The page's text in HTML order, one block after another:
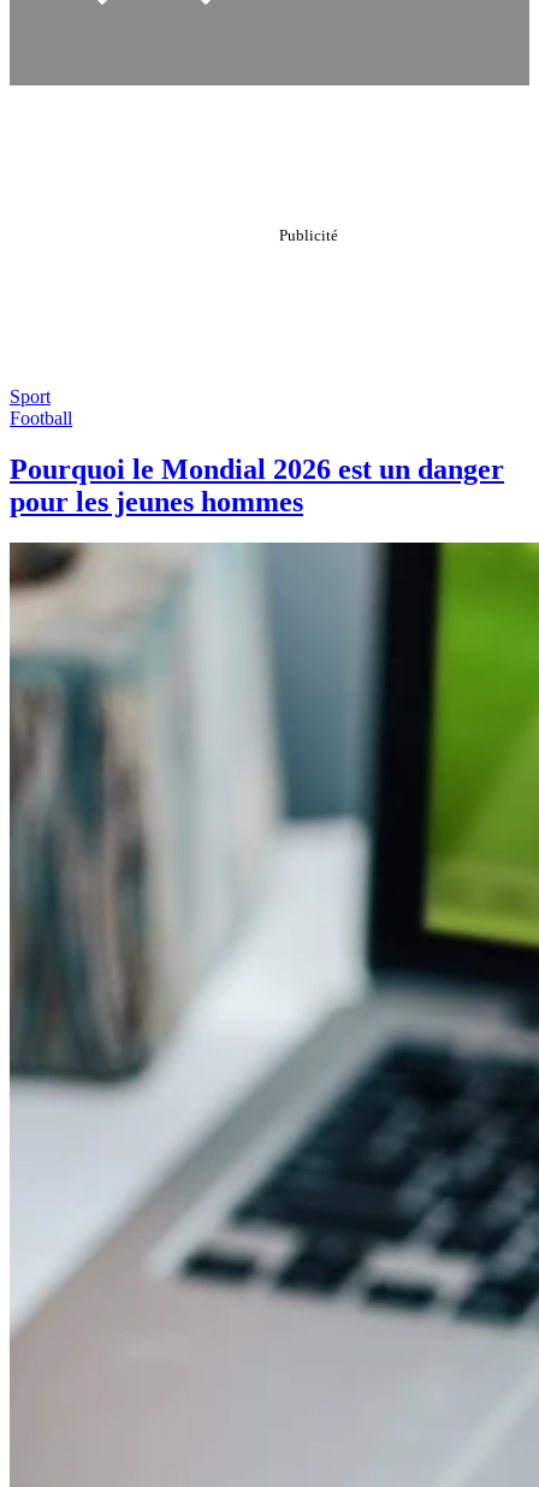
Sport
Football
Pourquoi le Mondial 2026 est un danger
pour les jeunes hommes